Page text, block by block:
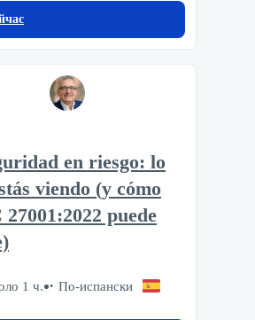
en riesgo: lo
viendo (y cómo
puede
1 ч. По-испански